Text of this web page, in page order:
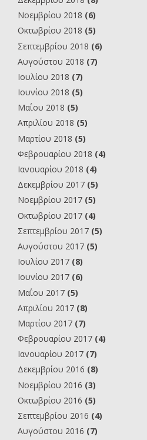
Νοεμβρίου 2018 (6)
Οκτωβρίου 2018 (5)
Σεπτεμβρίου 2018 (6)
Αυγούστου 2018 (7)
Ιουλίου 2018 (7)
Ιουνίου 2018 (5)
Μαΐου 2018 (5)
Απριλίου 2018 (5)
Μαρτίου 2018 (5)
Φεβρουαρίου 2018 (4)
Ιανουαρίου 2018 (4)
Δεκεμβρίου 2017 (5)
Νοεμβρίου 2017 (5)
Οκτωβρίου 2017 (4)
Σεπτεμβρίου 2017 (5)
Αυγούστου 2017 (5)
Ιουλίου 2017 (8)
Ιουνίου 2017 (6)
Μαΐου 2017 (5)
Απριλίου 2017 (8)
Μαρτίου 2017 (7)
Φεβρουαρίου 2017 (4)
Ιανουαρίου 2017 (7)
Δεκεμβρίου 2016 (8)
Νοεμβρίου 2016 (3)
Οκτωβρίου 2016 (5)
Σεπτεμβρίου 2016 (4)
Αυγούστου 2016 (7)